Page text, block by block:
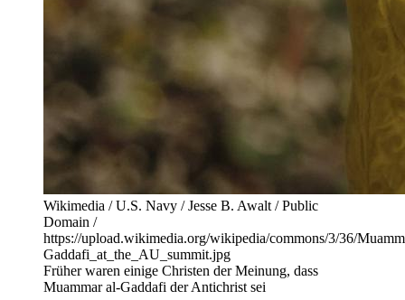
Wikimedia / U.S. Navy / Jesse B. Awalt / Public
Domain /
https://upload.wikimedia.org/wikipedia/commons/3/36/
Gaddafi_at_the_AU_summit.jpg
Früher waren einige Christen der Meinung, dass
Muammar al-Gaddafi der Antichrist sei